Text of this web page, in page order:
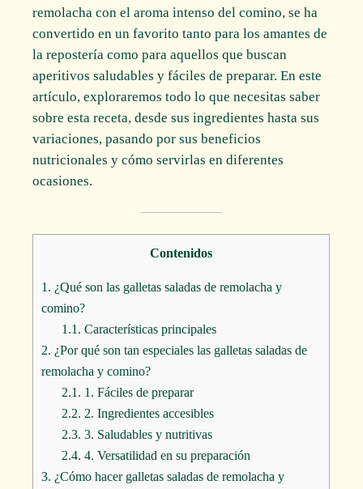
remolacha con el aroma intenso del comino, se ha
convertido en un favorito tanto para los amantes de
la repostería como para aquellos que buscan
aperitivos saludables y fáciles de preparar. En este
artículo, exploraremos todo lo que necesitas saber
sobre esta receta, desde sus ingredientes hasta sus
variaciones, pasando por sus beneficios
nutricionales y cómo servirlas en diferentes
ocasiones.
Contenidos
1. ¿Qué son las galletas saladas de remolacha y
comino?
1.1. Características principales
2. ¿Por qué son tan especiales las galletas saladas de
remolacha y comino?
2.1. 1. Fáciles de preparar
2.2. 2. Ingredientes accesibles
2.3. 3. Saludables y nutritivas
2.4. 4. Versatilidad en su preparación
3. ¿Cómo hacer galletas saladas de remolacha y